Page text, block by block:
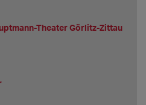
Theater Görlitz-Zittau